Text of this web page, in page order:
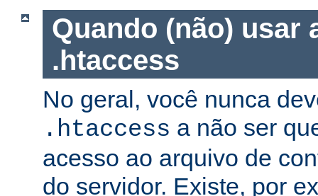
Quando (não) usar
.htaccess
No geral, você nunca
.htaccess a não ser
acesso ao arquivo de
do servidor. Existe, por